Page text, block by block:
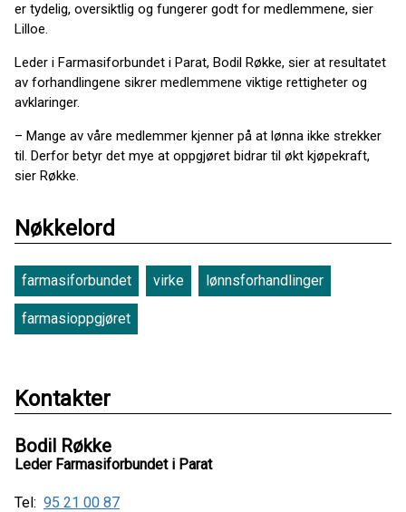
er tydelig, oversiktlig og fungerer godt for medlemmene, sier
Lilloe.
Leder i Farmasiforbundet i Parat, Bodil Røkke, sier at resultatet
av forhandlingene sikrer medlemmene viktige rettigheter og
avklaringer.
– Mange av våre medlemmer kjenner på at lønna ikke strekker
til. Derfor betyr det mye at oppgjøret bidrar til økt kjøpekraft,
sier Røkke.
Nøkkelord
farmasiforbundet virke lønnsforhandlinger
farmasioppgjøret
Kontakter
Bodil Røkke
Leder Farmasiforbundet i Parat
Tel: 95 21 00 87